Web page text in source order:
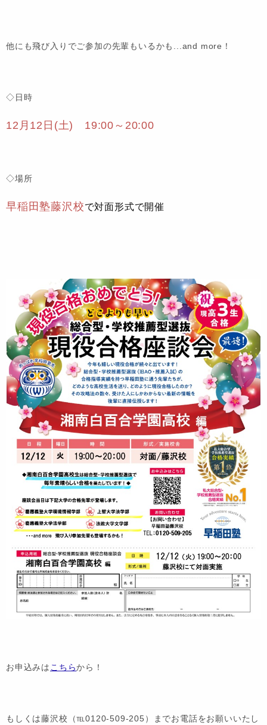
他にも飛び入りでご参加の先輩もいるかも...and more！
◇日時
12月12日(土) 19:00～20:00
◇場所
早稲田塾藤沢校で対面形式で開催
お申込みはこちらから！
もしくは藤沢校（℡0120-509-205）までお電話をお願いいたし